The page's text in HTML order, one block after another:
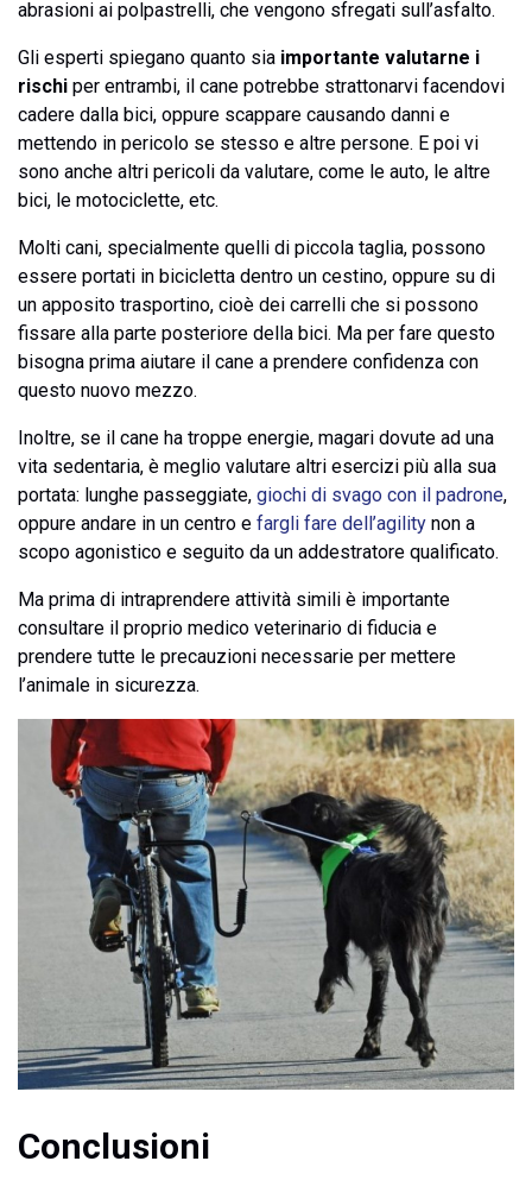
abrasioni ai polpastrelli, che vengono sfregati sull’asfalto.
Gli esperti spiegano quanto sia importante valutarne i
rischi per entrambi, il cane potrebbe strattonarvi facendovi
cadere dalla bici, oppure scappare causando danni e
mettendo in pericolo se stesso e altre persone. E poi vi
sono anche altri pericoli da valutare, come le auto, le altre
bici, le motociclette, etc.
Molti cani, specialmente quelli di piccola taglia, possono
essere portati in bicicletta dentro un cestino, oppure su di
un apposito trasportino, cioè dei carrelli che si possono
fissare alla parte posteriore della bici. Ma per fare questo
bisogna prima aiutare il cane a prendere confidenza con
questo nuovo mezzo.
Inoltre, se il cane ha troppe energie, magari dovute ad una
vita sedentaria, è meglio valutare altri esercizi più alla sua
portata: lunghe passeggiate, giochi di svago con il padrone,
oppure andare in un centro e fargli fare dell’agility non a
scopo agonistico e seguito da un addestratore qualificato.
Ma prima di intraprendere attività simili è importante
consultare il proprio medico veterinario di fiducia e
prendere tutte le precauzioni necessarie per mettere
l’animale in sicurezza.
Conclusioni